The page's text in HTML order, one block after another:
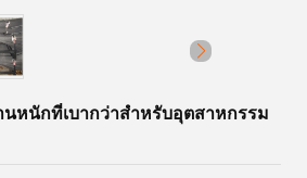
หนักที่เบากว่าสำหรับอุตสาหกรรม